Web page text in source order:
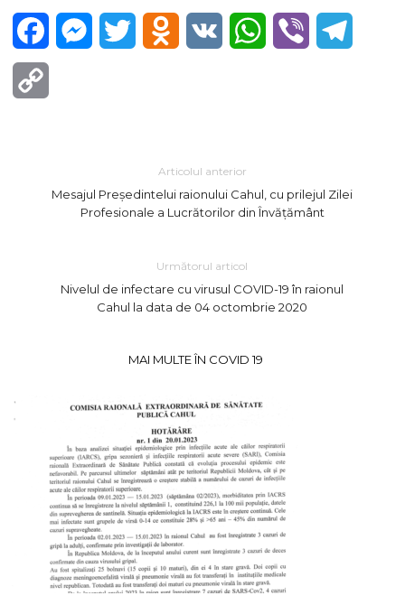
FacebookMessenger
Twitter Odnoklassniki
VK WhatsApp
Viber
Articolul anterior
Mesajul Președintelui raionului Cahul, cu prilejul Zilei
Profesionale a Lucrătorilor din Învățământ
Următorul articol
Nivelul de infectare cu virusul COVID-19 în raionul
Cahul la data de 04 octombrie 2020
MAI MULTE ÎN COVID 19